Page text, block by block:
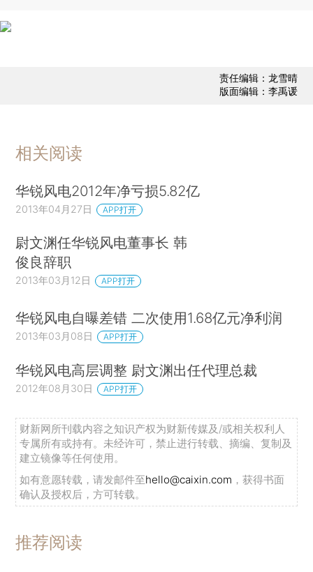
责任编辑：龙雪晴
版面编辑：李禹谖
相关阅读
华锐风电2012年净亏损5.82亿
2013年04月27日 APP打开
尉文渊任华锐风电董事长 韩
俊良辞职
2013年03月12日 APP打开
华锐风电自曝差错 二次使用1.68亿元净利润
2013年03月08日 APP打开
华锐风电高层调整 尉文渊出任代理总裁
2012年08月30日 APP打开
财新网所刊载内容之知识产权为财新传媒及/或相关权利人
专属所有或持有。未经许可，禁止进行转载、摘编、复制及
建立镜像等任何使用。
如有意愿转载，请发邮件至hello@caixin.com ，获得书面
确认及授权后，方可转载。
推荐阅读